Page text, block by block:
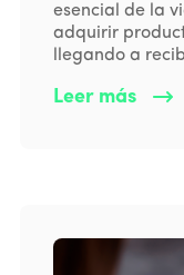
esencial de la
adquirir
llegando a
Leer más